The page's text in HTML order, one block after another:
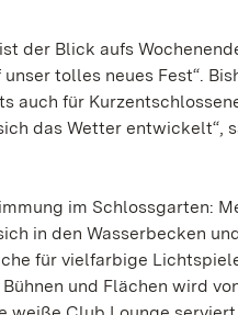
der Blick aufs
tolles neues Fest“.
auch für
das Wetter entwickelt“,
im Schlossgarten:
in den Wasserbecken
für vielfarbige
und Flächen wird